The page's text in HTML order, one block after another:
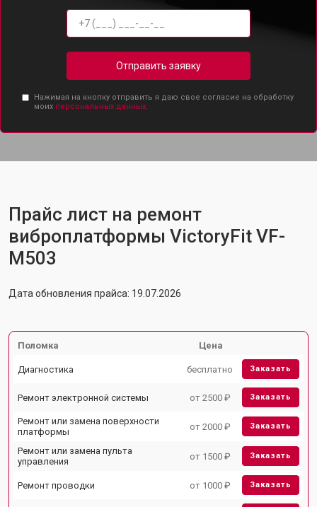
Отправить заявку
Нажимая на кнопку отправить я даю свое согласие на обработку
моих персональных данных.
Прайс лист на ремонт
виброплатформы VictoryFit VF-
M503
Дата обновления прайса: 19.07.2026
Поломка Цена
Диагностика бесплатно Заказать
Ремонт электронной системы от 2500 ₽ Заказать
Ремонт или замена поверхности
платформы
от 2000 ₽ Заказать
Ремонт или замена пульта
управления
от 1500 ₽ Заказать
Ремонт проводки от 1000 ₽ Заказать